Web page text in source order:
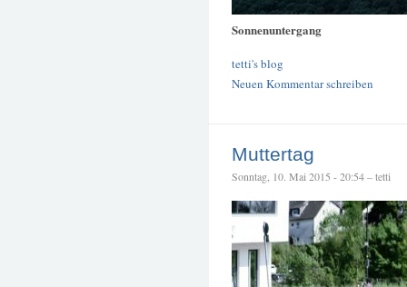
Sonnenuntergang
tetti's blog
Neuen Kommentar schreiben
Muttertag
Sonntag, 10. Mai 2015 - 20:54 – tetti